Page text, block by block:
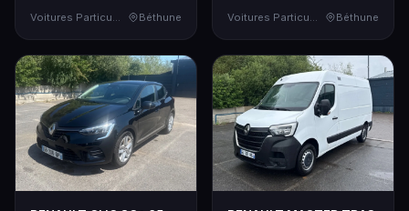
Energie : GO - Couleur :
Voitures Particulières
Béthune
Couleur : NOIR -
Voitures Particulières
Béthune